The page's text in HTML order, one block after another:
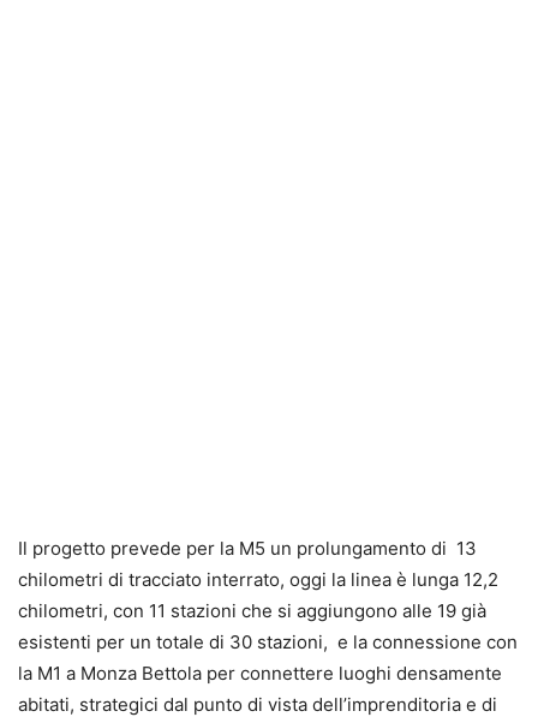
Il progetto prevede per la M5 un prolungamento di 13
chilometri di tracciato interrato, oggi la linea è lunga 12,2
chilometri, con 11 stazioni che si aggiungono alle 19 già
esistenti per un totale di 30 stazioni, e la connessione con
la M1 a Monza Bettola per connettere luoghi densamente
abitati, strategici dal punto di vista dell’imprenditoria e di